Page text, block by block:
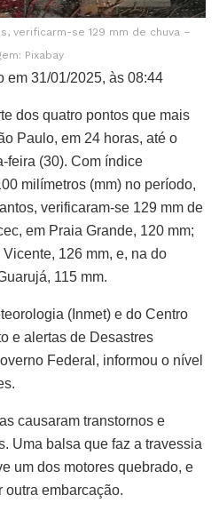
verificarm-se 129 mm de chuva –
Pixabay
em 31/01/2025, às 08:44
dos quatro pontos que mais
Paulo, em 24 horas, até o
feira (30). Com índice
milímetros (mm) no período,
verificaram-se 129 mm de
em Praia Grande, 120 mm;
126 mm, e, na do
115 mm.
(Inmet) e do Centro
e alertas de Desastres
Federal, informou o nível
causaram transtornos e
Uma balsa que faz a travessia
um dos motores quebrado, e
outra embarcação.